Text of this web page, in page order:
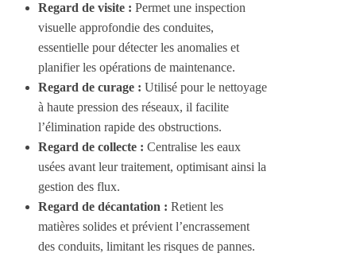
Regard de visite : Permet une inspection
visuelle approfondie des conduites,
essentielle pour détecter les anomalies et
planifier les opérations de maintenance.
Regard de curage : Utilisé pour le nettoyage
à haute pression des réseaux, il facilite
l’élimination rapide des obstructions.
Regard de collecte : Centralise les eaux
usées avant leur traitement, optimisant ainsi la
gestion des flux.
Regard de décantation : Retient les
matières solides et prévient l’encrassement
des conduits, limitant les risques de pannes.